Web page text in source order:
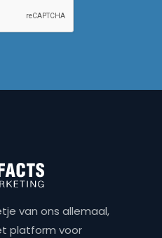
van ons allemaal,
platform voor